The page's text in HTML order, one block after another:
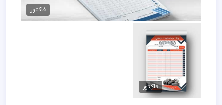
89,000 تومان
فاکتور
فاکتور لایه باز رینگ و
لاستیک
89,000 تومان
فاکتور